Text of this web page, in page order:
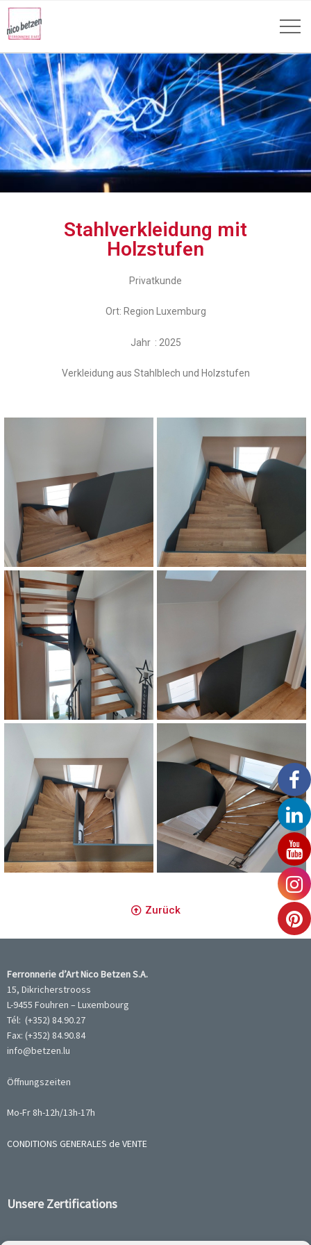
Stahlverkleidung mit
Holzstufen
Privatkunde
Ort: Region Luxemburg
Jahr : 2025
Verkleidung aus Stahlblech und Holzstufen
Escalier avec habillage en acier et marche
en bois
Escalier avec habillage en acier et marche
en bois
Escalier avec habillage en acier et marche
Zurück
Ferronnerie d’Art Nico Betzen S.A.
15, Dikricherstrooss
L-9455 Fouhren – Luxembourg
Tél: (+352) 84.90.27
Fax: (+352) 84.90.84
info@betzen.lu
Öffnungszeiten
Mo-Fr 8h-12h/13h-17h
CONDITIONS GENERALES de VENTE
Unsere Zertifications